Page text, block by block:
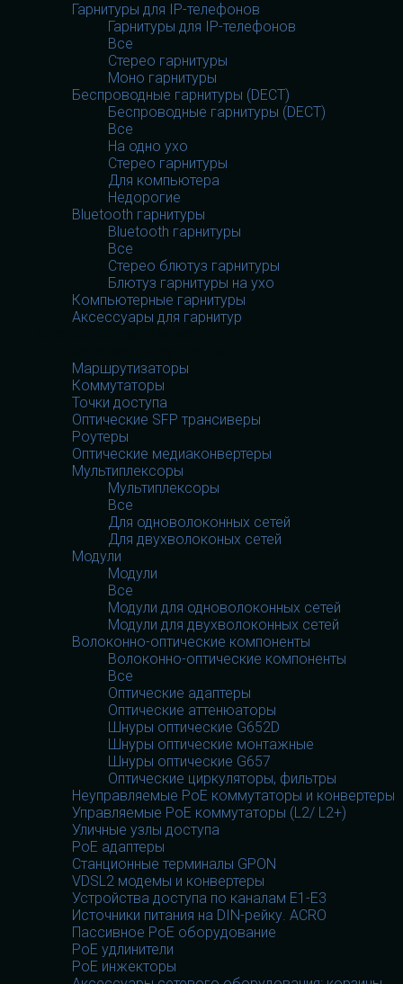
Гарнитуры для IP-телефонов
Гарнитуры для IP-телефонов
Все
Стерео гарнитуры
Моно гарнитуры
Беспроводные гарнитуры (DECT)
Беспроводные гарнитуры (DECT)
Все
На одно ухо
Стерео гарнитуры
Для компьютера
Недорогие
Bluetooth гарнитуры
Bluetooth гарнитуры
Все
Стерео блютуз гарнитуры
Блютуз гарнитуры на ухо
Компьютерные гарнитуры
Аксессуары для гарнитур
Маршрутизаторы
Коммутаторы
Точки доступа
Оптические SFP трансиверы
Роутеры
Оптические медиаконвертеры
Мультиплексоры
Мультиплексоры
Все
Для одноволоконных сетей
Для двухволоконых сетей
Модули
Модули
Все
Модули для одноволоконных сетей
Модули для двухволоконных сетей
Волоконно-оптические компоненты
Волоконно-оптические компоненты
Все
Оптические адаптеры
Оптические аттенюаторы
Шнуры оптические G652D
Шнуры оптические монтажные
Шнуры оптические G657
Оптические циркуляторы, фильтры
Неуправляемые PoE коммутаторы и конвертеры
Управляемые PoE коммутаторы (L2/ L2+)
Уличные узлы доступа
PoE адаптеры
Станционные терминалы GPON
VDSL2 модемы и конвертеры
Устройства доступа по каналам E1-E3
Источники питания на DIN-рейку. ACRO
Пассивное PoE оборудование
PoE удлинители
PoE инжекторы